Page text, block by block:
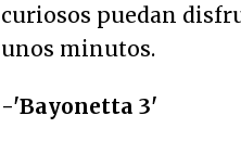
curiosos puedan
unos minutos.
-'Bayonetta 3'